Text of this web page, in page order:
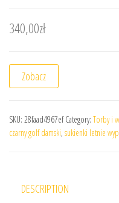
340,00zł
Zobacz
SKU: 28faad4967ef Category: Torby i
czarny golf damski, sukienki letnie
DESCRIPTION